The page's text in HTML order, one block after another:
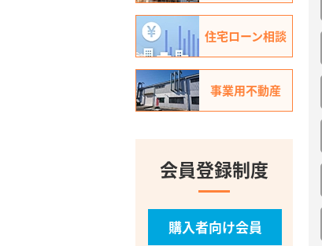
住宅ローン相談
事業用不動産
会員登録制度
購入者向け会員